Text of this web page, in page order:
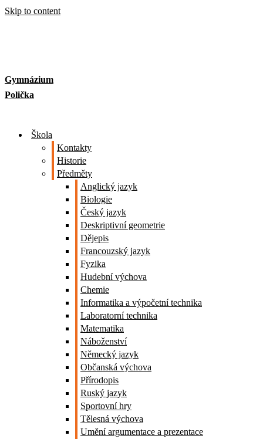
Skip to content
Gymnázium
Polička
Škola
Kontakty
Historie
Předměty
Anglický jazyk
Biologie
Český jazyk
Deskriptivní geometrie
Dějepis
Francouzský jazyk
Fyzika
Hudební výchova
Chemie
Informatika a výpočetní technika
Laboratorní technika
Matematika
Náboženství
Německý jazyk
Občanská výchova
Přírodopis
Ruský jazyk
Sportovní hry
Tělesná výchova
Umění argumentace a prezentace